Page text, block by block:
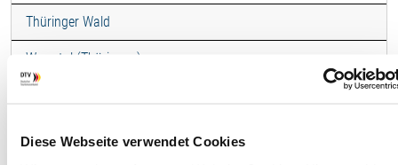
Diese Webseite verwendet Cookies
Thüringer Wald
Werratal (Thüringen)
Ferienwohnung -
"Linsenwiese" OG